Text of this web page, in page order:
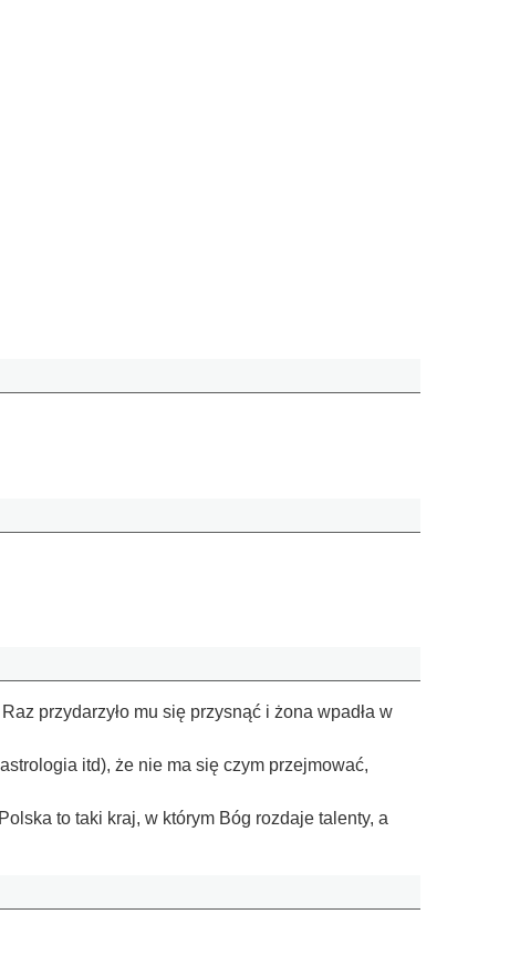
przydarzyło mu się przysnąć i żona wpadła w
itd), że nie ma się czym przejmować,
to taki kraj, w którym Bóg rozdaje talenty, a